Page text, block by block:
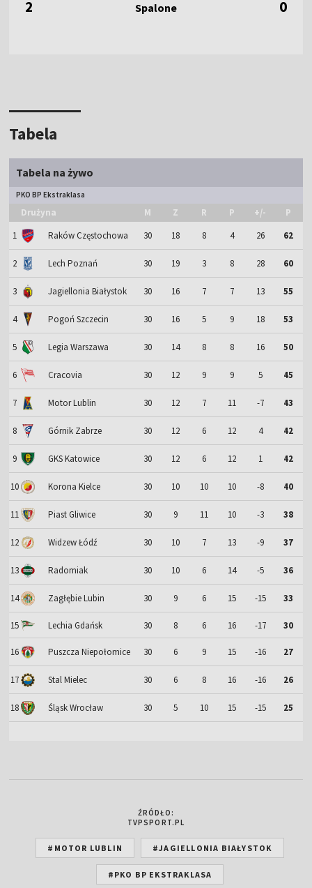
2 0
Tabela
Tabela na żywo
PKO BP Ekstraklasa
Drużyna M Z R P +/-
P
1
Raków Częstochowa 30 18 8 4 26 62
2 Lech Poznań 30 19 3 8 28 60
3 Jagiellonia Białystok 30 16 7 7 13 55
4 Pogoń Szczecin 30 16 5 9 18 53
5 Legia Warszawa 30 14 8 8 16 50
6 Cracovia 30 12 9 9 5 45
7 Motor Lublin 30 12 7 11 -7 43
8 Górnik Zabrze 30 12 6 12 4 42
9 GKS Katowice 30 12 6 12 1 42
10 Korona Kielce 30 10 10 10 -8 40
11 Piast Gliwice 30 9 11 10 -3 38
12 Widzew Łódź 30 10 7 13 -9 37
13 Radomiak 30 10 6 14 -5 36
14 Zagłębie Lubin 30 9 6 15 -15 33
15 Lechia Gdańsk 30 8 6 16 -17 30
16 Puszcza Niepołomice 30 6 9 15 -16 27
17 Stal Mielec 30 6 8 16 -16 26
18 Śląsk Wrocław 30 5 10 15 -15 25
ŹRÓDŁO:
TVPSPORT.PL
#MOTOR LUBLIN #JAGIELLONIA BIAŁYSTOK
#PKO BP EKSTRAKLASA